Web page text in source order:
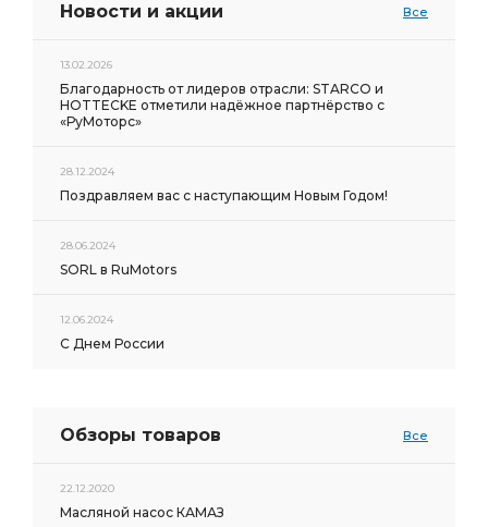
Новости и акции Все
13.02.2026
Благодарность от лидеров отрасли: STARCO и
HOTTECKE отметили надёжное партнёрство с
«РуМоторс»
28.12.2024
Поздравляем вас с наступающим Новым Годом!
28.06.2024
SORL в RuMotors
12.06.2024
С Днем России
Обзоры товаров Все
22.12.2020
Масляной насос КАМАЗ